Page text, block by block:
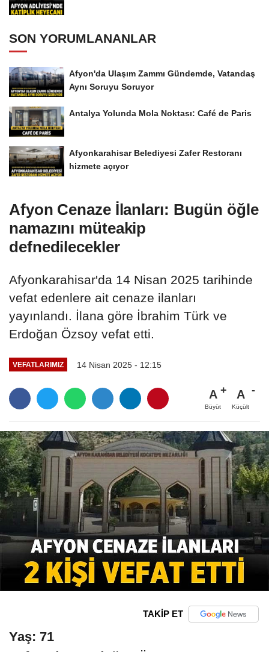
SON YORUMLANANLAR
Afyon'da Ulaşım Zammı Gündemde, Vatandaş
Aynı Soruyu Soruyor
Antalya Yolunda Mola Noktası: Café de Paris
Afyonkarahisar Belediyesi Zafer Restoranı
hizmete açıyor
Afyon Cenaze İlanları: Bugün öğle
namazını müteakip
defnedilecekler
Afyonkarahisar'da 14 Nisan 2025 tarihinde
vefat edenlere ait cenaze ilanları
yayınlandı. İlana göre İbrahim Türk ve
Erdoğan Özsoy vefat etti.
VEFATLARIMIZ 14 Nisan 2025 - 12:15
A
Büyüt
A
Küçült
TAKİP ET
Yaş: 71